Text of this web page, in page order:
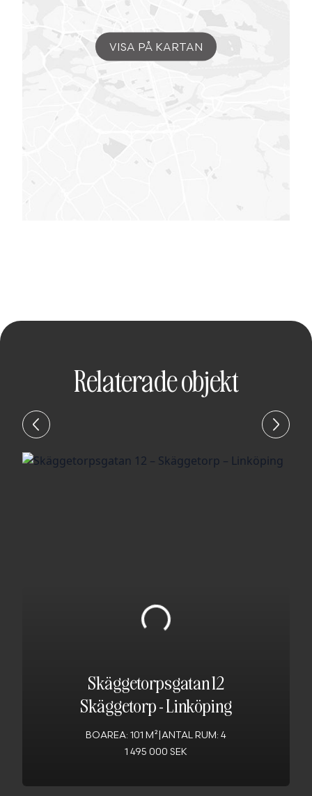
VISA PÅ KARTAN
Relaterade objekt
Skäggetorpsgatan 12
Skäggetorp-Linköping
BOAREA: 101 M² ANTAL RUM: 4
1 495 000 SEK